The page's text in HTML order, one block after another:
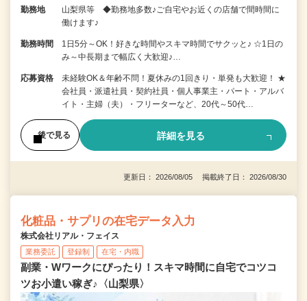
勤務地
山梨県等 ◆勤務地多数♪ご自宅やお近くの店舗で間時間に
働けます♪
勤務時間
1日5分～OK！好きな時間やスキマ時間でサクッと♪ ☆1日の
み～中長期まで幅広く大歓迎♪…
応募資格
未経験OK＆年齢不問！夏休みの1回きり・単発も大歓迎！ ★
会社員・派遣社員・契約社員・個人事業主・パート・アルバ
イト・主婦（夫）・フリーターなど、20代～50代…
後で見る 詳細を見る
更新日： 2026/08/05 掲載終了日： 2026/08/30
化粧品・サプリの在宅データ入力
株式会社リアル・フェイス
業務委託 登録制 在宅・内職
副業・Wワークにぴったり！スキマ時間に自宅でコツコ
ツお小遣い稼ぎ♪〈山梨県〉